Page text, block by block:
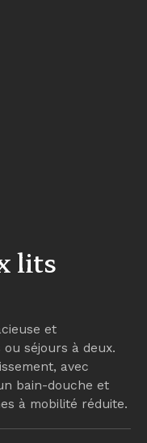
lits
et
séjours à deux.
avec
bain-douche et
à mobilité réduite.